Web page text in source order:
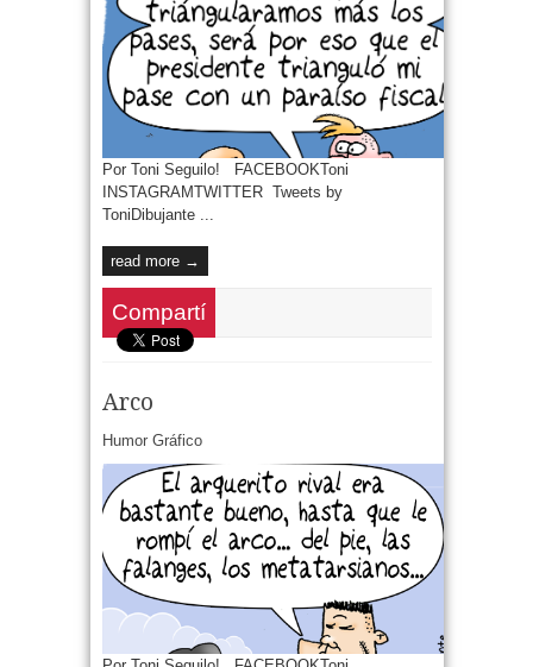
Por Toni Seguilo! FACEBOOKToni
INSTAGRAMTWITTER Tweets by
ToniDibujante ...
read more →
Compartí
Arco
Humor Gráfico